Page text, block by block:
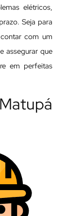
elétricos,
Seja para
com um
assegurar que
em perfeitas